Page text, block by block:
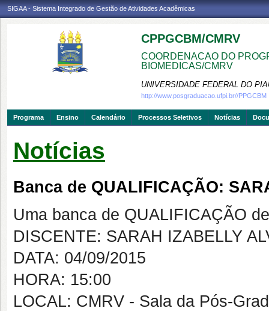
SIGAA - Sistema Integrado de Gestão de Atividades Acadêmicas
CPPGCBM/CMRV
COORDENACAO DO
BIOMEDICAS/CMRV
UNIVERSIDADE FEDERAL DO
http://www.posgraduacao.ufpi.br//PPGCBM
Programa Ensino Calendário Processos Seletivos Notícias
Notícias
Banca de QUALIFICAÇÃO:
Uma banca de QUALIFICAÇÃO
DISCENTE: SARAH IZABELLY
DATA: 04/09/2015
HORA: 15:00
LOCAL: CMRV - Sala da Pós-